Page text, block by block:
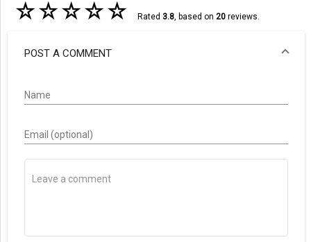
☆☆☆☆☆ Rated 3.8, based on 20reviews.
POST A COMMENT
Name
Email (optional)